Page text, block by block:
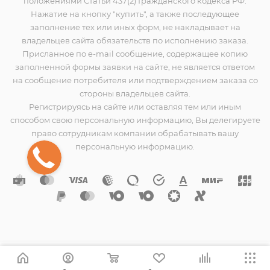
Нажатие на кнопку "купить", а также последующее
заполнение тех или иных форм, не накладывает на
владельцев сайта обязательств по исполнению заказа.
Присланное по e-mail сообщение, содержащее копию
заполненной формы заявки на сайте, не является ответом
на сообщение потребителя или подтверждением заказа со
стороны владельцев сайта.
Регистрируясь на сайте или оставляя тем или иным
способом свою персональную информацию, Вы делегируете
право сотрудникам компании обрабатывать вашу
персональную информацию.